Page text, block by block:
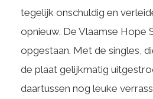
tegelijk onschuldig en
opnieuw. De Vlaamse Hope
opgestaan. Met de singles,
de plaat gelijkmatig
daartussen nog leuke